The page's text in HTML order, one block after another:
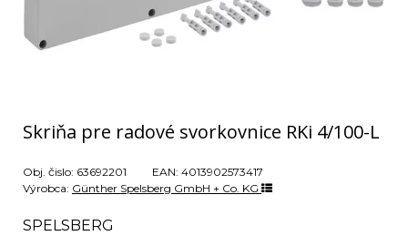
Skriňa pre radové svorkovnice RKi 4/100-L
Obj. čislo: 63692201 EAN: 4013902573417
Výrobca: Günther Spelsberg GmbH + Co. KG
SPELSBERG